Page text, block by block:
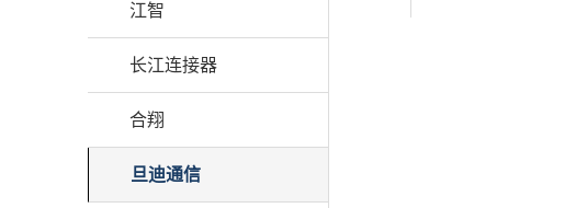
江智
长江连接器
合翔
旦迪通信